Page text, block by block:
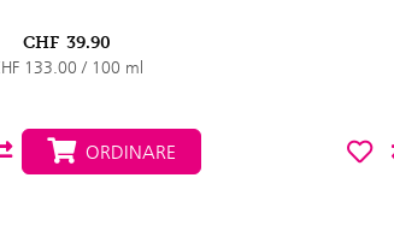
CHF 39.90
133.00 / 100 ml
ORDINARE